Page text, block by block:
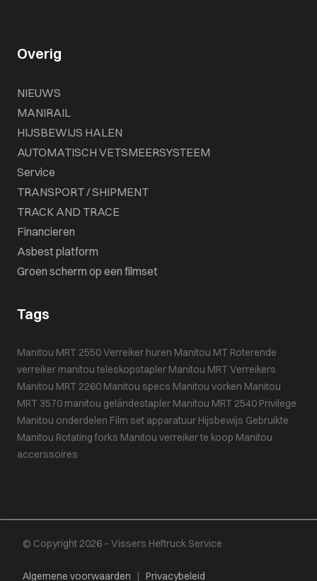
Overig
NIEUWS
MANIRAIL
HIJSBEWIJS HALEN
AUTOMATISCH VETSMEERSYSTEEM
Service
TRANSPORT / SHIPMENT
TRACK AND TRACE
Financieren
Asbest platform
Groen scherm op een filmset
Tags
Manitou MRT 2550Verreiker huren Manitou MT Roterende
verreiker manitou teleskopstapler Manitou MRTVerreikers
Manitou MRT 2260 Manitou specs Manitou vorken Manitou
MRT 3570 manitou geländestapler Manitou MRT 2540 Privilege
Manitou onderdelen Film set apparatuur Hijsbewijs Gebruikte
Manitou Rotating forks Manitou verreiker te koop Manitou
accerssoires
© Copyright 2026 – Vissers Heftruck Service
Algemene voorwaarden Privacybeleid